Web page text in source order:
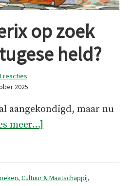
op zoek
held?
reacties
2025
aangekondigd, maar nu
meer...]
, Cultuur & Maatschappij,